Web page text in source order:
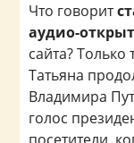
Что говорит
аудио-
сайта?
Татьяна
Владимира
голос